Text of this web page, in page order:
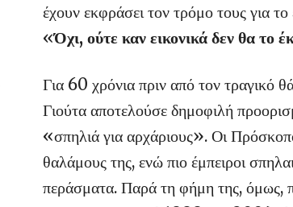
έχουν εκφράσει τον τρόμο τους για
«Όχι, ούτε καν εικονικά δεν θα το
Για 60 χρόνια πριν από τον
Γιούτα αποτελούσε δημοφιλή
«σπηλιά για αρχάριους». Οι
θαλάμους της, ενώ πιο έμπειροι
περάσματα. Παρά τη φήμη της, όμως,